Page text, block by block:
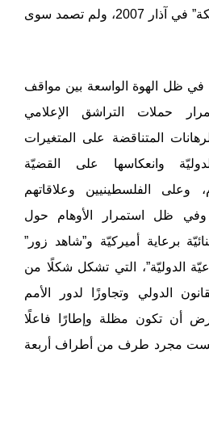
التي شكلت بعد “اتفاق مكة” في آذار 2007، ولم تصمد سوى
في ظل الهوة الواسعة بين مواقف
حملات التراشق الإعلامي
المتناقضة على المتغيرات
وانعكاسها على القضيّة
وعلى الفلسطينيين وعلاقاتهم
وفي ظل استمرار الأوهام حول
برعاية أميركيّة و”شاهد زور”
الدوليّة”، التي تشكل شكلًا من
الدولي وتجاوزًا لدور الأمم
أن تكون مظلة وإطارًا فاعلًا
مجرد طرف من أطراف أربعة